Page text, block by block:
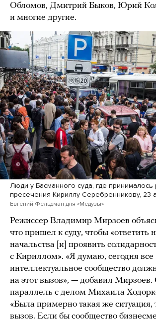
Обломов, Дмитрий Быков, Юрий
и многие другие.
Люди у Басманного суда, где
пресечения Кириллу Серебренникову, 23
Евгений Фельдман для «Медузы»
Режиссер Владимир Мирзоев
что пришел к суду, чтобы «ответить
начальства [и] проявить
с Кириллом». «Я думаю, сегодня все
интеллектуальное сообщество
на этот вызов», — добавил
параллель с делом Михаила
«Была примерно такая же ситуация,
вызов. Если бы сообщество